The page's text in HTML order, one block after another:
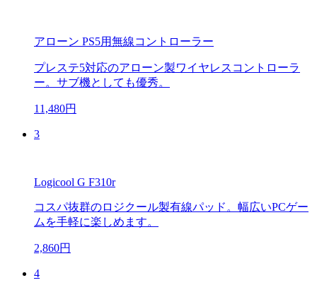
アローン PS5用無線コントローラー
プレステ5対応のアローン製ワイヤレスコントローラ
ー。サブ機としても優秀。
11,480円
3
Logicool G F310r
コスパ抜群のロジクール製有線パッド。幅広いPCゲー
ムを手軽に楽しめます。
2,860円
4